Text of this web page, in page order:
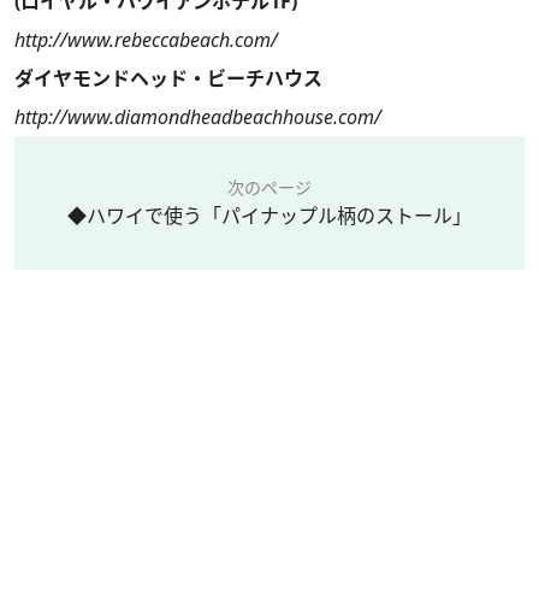
http://www.rebeccabeach.com/
ダイヤモンドヘッド・ビーチハウス
http://www.diamondheadbeachhouse.com/
次のページ
◆ハワイで使う「パイナップル柄のストール」